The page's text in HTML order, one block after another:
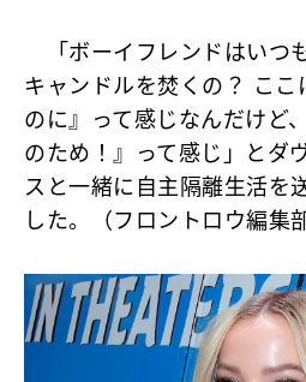
「ボーイフレンドはいつ
キャンドルを焚くの？ こ
のに』って感じなんだけど
のため！』って感じ」とダ
スと一緒に自主隔離生活を
した。（フロントロウ編集部